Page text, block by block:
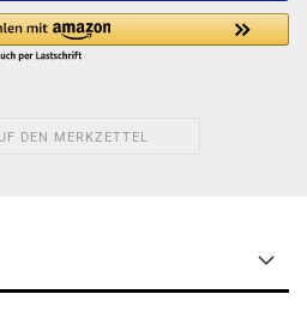
DEN MERKZETTEL